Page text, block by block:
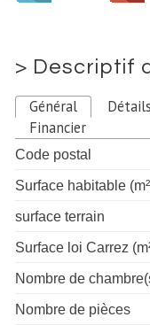
> Descriptif
Général
Financier
Code postal
Surface habitable
surface terrain
Surface loi Carrez
Nombre de
Nombre de pièces